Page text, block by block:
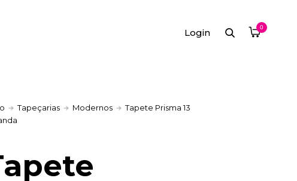
Login 0
Tapeçarias Modernos
Tapete Prisma 13